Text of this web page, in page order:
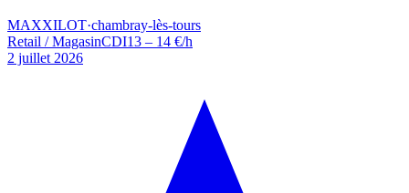
MAXXILOT·chambray-lès-tours
Retail / MagasinCDI13 – 14 €/h
2 juillet 2026